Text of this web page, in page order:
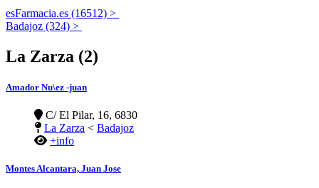
esFarmacia.es (16512) >
Badajoz (324) >
La Zarza (2)
Amador Nu\ez -juan
C/ El Pilar, 16, 6830
La Zarza < Badajoz
+info
Montes Alcantara, Juan Jose